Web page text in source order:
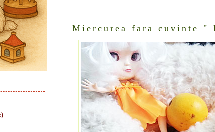
Miercurea fara cuvinte "